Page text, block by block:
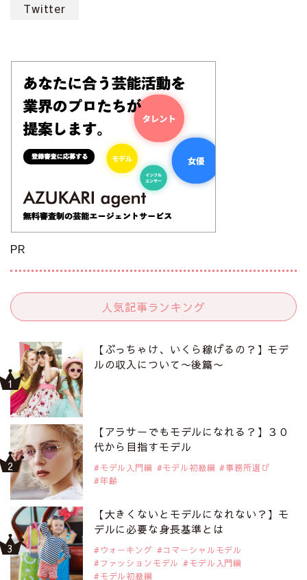
Twitter
PR
人気記事ランキング
【ぶっちゃけ、いくら稼げるの？】モデ
ルの収入について〜後篇〜
【アラサーでもモデルになれる？】３０
代から目指すモデル
モデル入門編 モデル初級編
事務所選び
年齢
【大きくないとモデルになれない？】モ
デルに必要な身長基準とは
ウォーキング
コマーシャルモデル
ファッションモデル
モデル入門編
モデル初級編